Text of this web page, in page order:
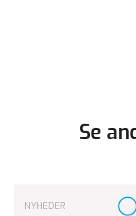
Se
NYHEDER